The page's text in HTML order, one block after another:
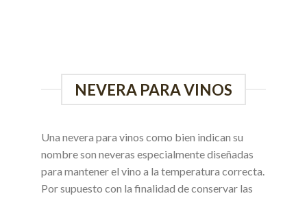
NEVERA PARA VINOS
Una nevera para vinos como bien indican su
nombre son neveras especialmente diseñadas
para mantener el vino a la temperatura correcta.
Por supuesto con la finalidad de conservar las